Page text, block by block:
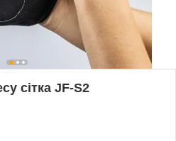
сітка JF-S2